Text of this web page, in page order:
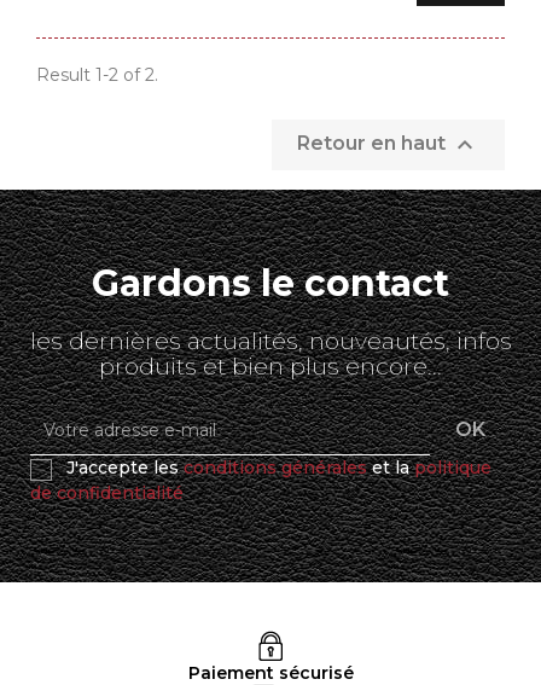
Result 1-2 of 2.
Retour en haut 
Gardons le contact
les dernières actualités, nouveautés, infos
produits et bien plus encore...
J'accepte lesconditions généraleset lapolitique
de confidentialité
Paiement sécurisé